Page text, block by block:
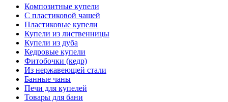
Композитные купели
С пластиковой чашей
Пластиковые купели
Купели из лиственницы
Купели из дуба
Кедровые купели
Фитобочки (кедр)
Из нержавеющей стали
Банные чаны
Печи для купелей
Товары для бани